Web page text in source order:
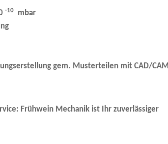
-10
mbar
gem. Musterteilen mit CAD/CAM
Frühwein Mechanik ist Ihr zuverlässiger